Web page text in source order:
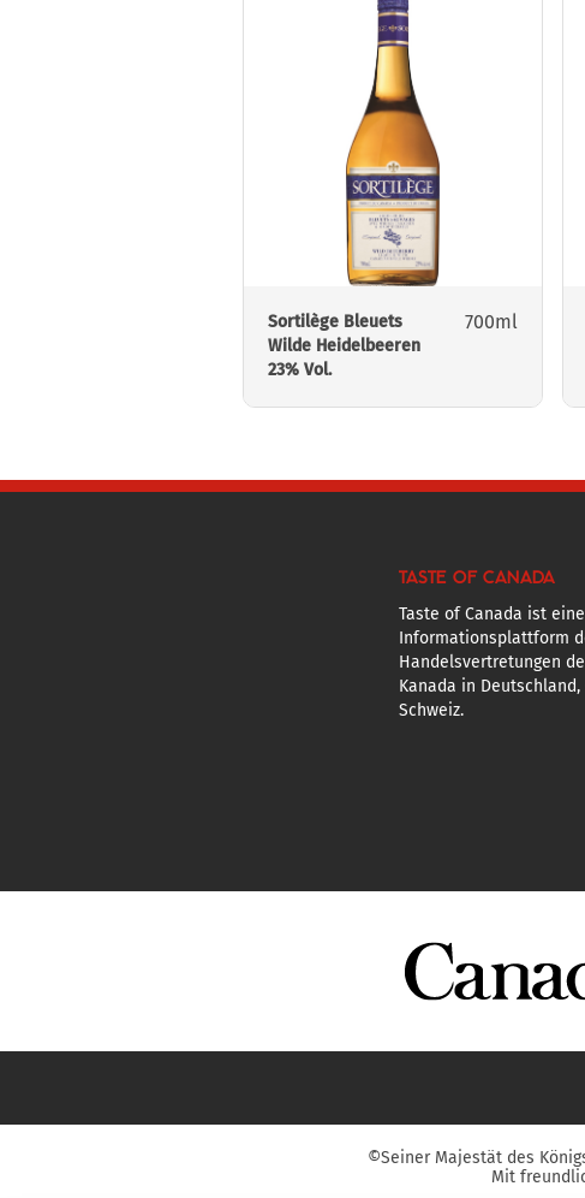
Sortilège Bleuets
Wilde Heidelbeeren
23% Vol.
700ml
TASTE OF CANADA
Taste of Canada ist eine
Informationsplattform
Handelsvertretungen
Kanada in
Schweiz.
©Seiner Majestät des
Mit